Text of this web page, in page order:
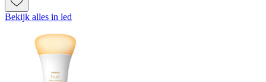
Bekijk alles in led